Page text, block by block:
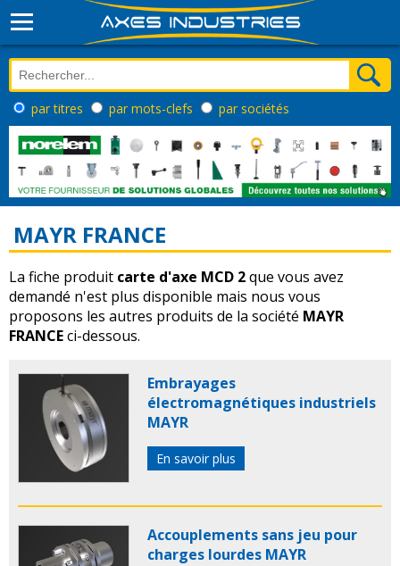
par titres par mots-clefs par sociétés
MAYR FRANCE
La fiche produit carte d'axe MCD 2que vous avez
demandé n'est plus disponible mais nous vous
proposons les autres produits de la société MAYR
FRANCEci-dessous.
Embrayages
électromagnétiques industriels
MAYR
En savoir plus
Accouplements sans jeu pour
charges lourdes MAYR